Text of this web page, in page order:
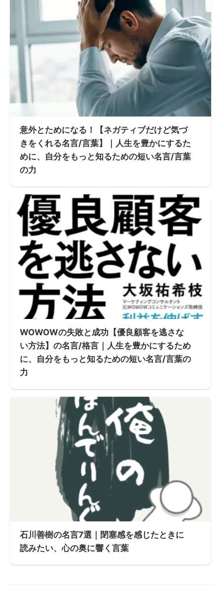
意外とためになる！【ネガティブだけど気づ
きをくれる名言/言葉】｜人生を豊かにするた
めに、自分をもっと知るための短い名言/言葉
の力
WOWOWの失敗と成功【優良顧客を逃さな
い方法】の名言/格言｜人生を豊かにするため
に、自分をもっと知るための短い名言/言葉の
力
石川善樹の名言7選｜閉塞感を感じたときに
読みたい、心の奥に響く言葉